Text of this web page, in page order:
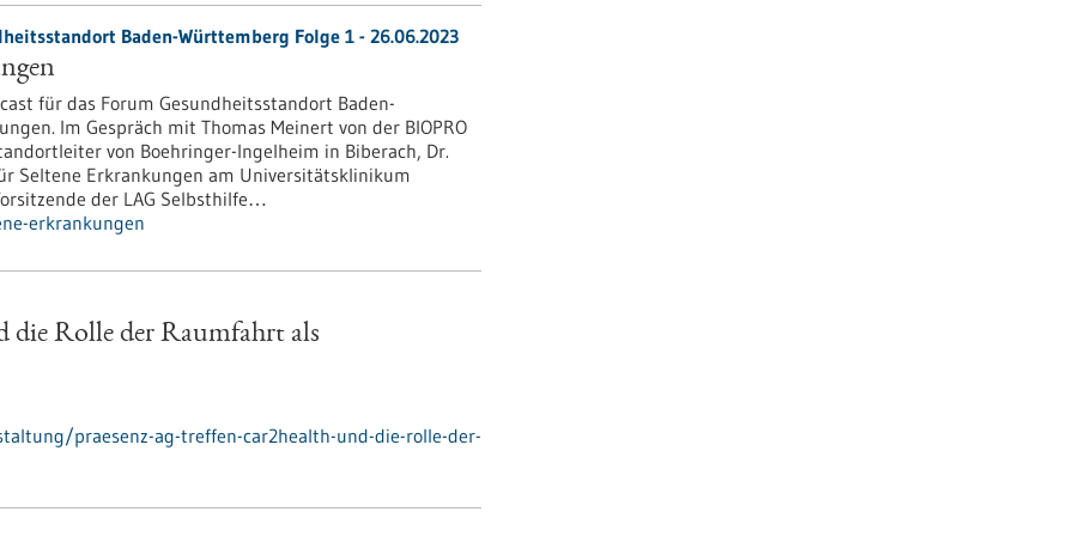
Baden-Württemberg Folge 1 - 26.06.2023
für das Forum Gesundheitsstandort Baden-
Im Gespräch mit Thomas Meinert von der BIOPRO
von Boehringer-Ingelheim in Biberach, Dr.
Seltene Erkrankungen am Universitätsklinikum
der LAG Selbsthilfe…
erkrankungen
die Rolle der Raumfahrt als
praesenz-ag-treffen-car2health-und-die-rolle-der-